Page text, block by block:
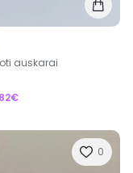
auskarai
0